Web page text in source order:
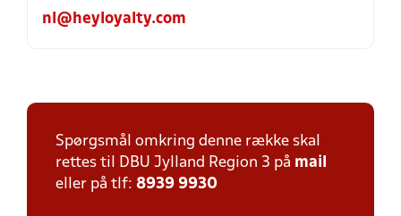
nl@heyloyalty.com
Spørgsmål omkring denne række skal
rettes til DBU Jylland Region 3 på mail
eller på tlf: 8939 9930